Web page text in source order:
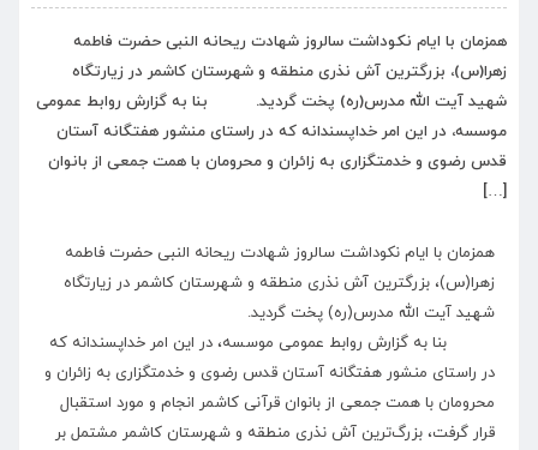
همزمان با ایام نکوداشت سالروز شهادت ریحانه النبی حضرت فاطمه
زهرا(س)، بزرگترین آش نذری منطقه و شهرستان کاشمر در زیارتگاه
شهید آیت الله مدرس(ره) پخت گردید. بنا به گزارش روابط عمومی
موسسه، در این امر خداپسندانه که در راستای منشور هفتگانه آستان
قدس رضوی و خدمتگزاری به زائران و محرومان با همت جمعی از بانوان
[…]
همزمان با ایام نکوداشت سالروز شهادت ریحانه النبی حضرت فاطمه
زهرا(س)، بزرگترین آش نذری منطقه و شهرستان کاشمر در زیارتگاه
شهید آیت الله مدرس(ره) پخت گردید.
بنا به گزارش روابط عمومی موسسه، در این امر خداپسندانه که
در راستای منشور هفتگانه آستان قدس رضوی و خدمتگزاری به زائران و
محرومان با همت جمعی از بانوان قرآنی کاشمر انجام و مورد استقبال
قرار گرفت، بزرگ‌ترین آش نذری منطقه و شهرستان کاشمر مشتمل بر